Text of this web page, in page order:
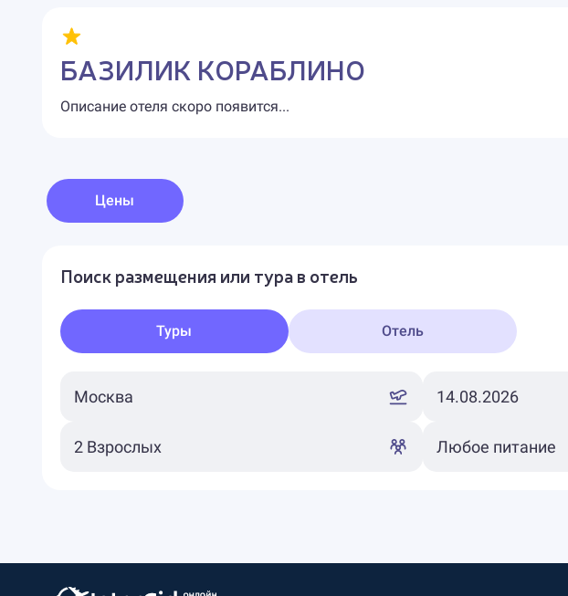
БАЗИЛИК КОРАБЛИНО
Описание отеля скоро появится...
Цены
Поиск размещения или тура в отель
Туры Отель